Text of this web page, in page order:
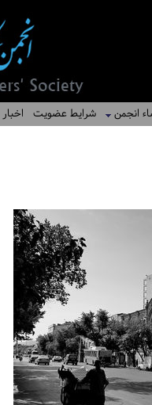
انجمن شرایط عضویت اخبار